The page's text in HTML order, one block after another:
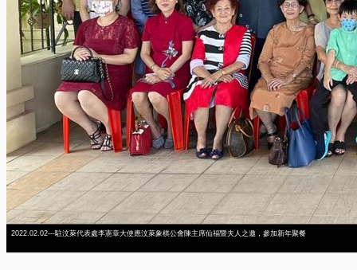
2022.02.02---駐汶萊代表處李憲章大使應汶萊象棋公會陳主席仙福暨夫人之邀，參加新年聚餐